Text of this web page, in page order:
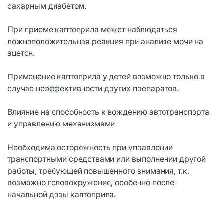
сахарным диабетом.
При приеме каптоприла может наблюдаться
ложноположительная реакция при анализе мочи на
ацетон.
Применение каптоприла у детей возможно только в
случае неэффективности других препаратов.
Влияние на способность к вождению автотранспорта
и управлению механизмами
Необходима осторожность при управлении
транспортными средствами или выполнении другой
работы, требующей повышенного внимания, т.к.
возможно головокружение, особенно после
начальной дозы каптоприла.